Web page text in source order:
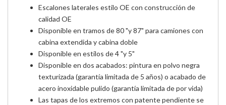
Escalones laterales estilo OE con construcción de
calidad OE
Disponible en tramos de 80 "y 87" para camiones con
cabina extendida y cabina doble
Disponible en estilos de 4 "y 5"
Disponible en dos acabados: pintura en polvo negra
texturizada (garantía limitada de 5 años) o acabado de
acero inoxidable pulido (garantía limitada de por vida)
Las tapas de los extremos con patente pendiente se